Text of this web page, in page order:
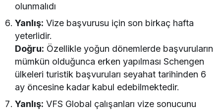
olunmalıdı
Yanlış: Vize başvurusu için son birkaç hafta
yeterlidir.
Doğru: Özellikle yoğun dönemlerde başvuruların
mümkün olduğunca erken yapılması Schengen
ülkeleri turistik başvuruları seyahat tarihinden 6
ay öncesine kadar kabul edebilmektedir.
Yanlış: VFS Global çalışanları vize sonucunu